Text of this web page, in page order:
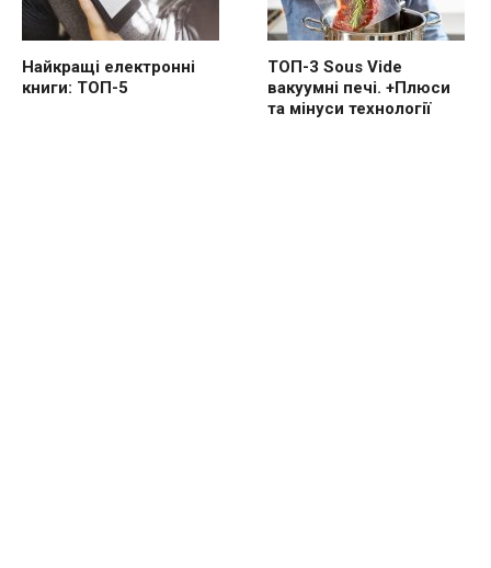
Найкращі електронні
книги: ТОП-5
ТОП-3 Sous Vide
вакуумні печі. +Плюси
та мінуси технології